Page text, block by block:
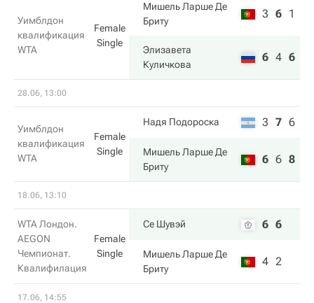
Уимблдон
квалификация
WTA
Female
Single
Мишель Ларше Де
Бриту
3 6 1
Элизавета
Куличкова
6 4 6
28.06, 13:00
Уимблдон
квалификация
WTA
Female
Single
Надя Подороска 3 7 6
Мишель Ларше Де
Бриту
6 6 8
18.06, 13:10
WTA Лондон.
AEGON
Чемпионат.
Квалифилация
Female
Single
Се Шувэй 6 6
Мишель Ларше Де
Бриту
4 2
17.06, 14:55